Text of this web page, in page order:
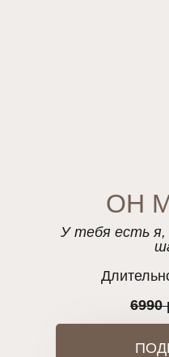
У тебя есть я,
6990
ОН